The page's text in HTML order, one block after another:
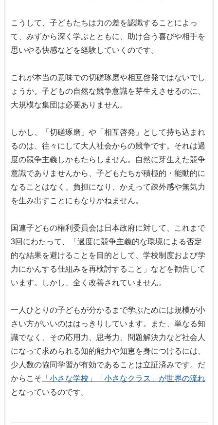
こうして、子どもたちは力の差を認識することによっ
て、みずから深く学ぶとともに、助け合う喜びや相手を
思いやる快感などを経験していくのです。
これが本当の意味での切磋琢磨や相互啓発ではないでし
ょうか。子どもの自然な競争意識を芽生えさせるのに、
大規模な集団は必要ありません。
しかし、「切磋琢磨」や「相互啓発」として持ち込まれ
るのは、往々にして大人社会からの競争です。それは過
度の競争主義しかもたらしません。自然に芽生えた競争
意識でありませんから、子どもたちが積極的・能動的に
なることはなく、負担になり、かえって疎外感や無気力
を生み出すことにもなりかねません。
国連子どもの権利委員会は日本政府に対して、これまで
3回にわたって、「過度に競争主義的な環境による否定
的な結果を避けることを目的として、学校制度および学
力にかんする仕組みを再検討すること」などを勧告して
います。しかし、全く改善されていません。
一人ひとりの子どもが分かるまで学ぶためには規模が小
さい方がいいのははっきりしています。また、単なる知
識でなく、その応用力、思考力、問題解決力など社会人
になって求められる知的能力や知恵を身につけるには、
少人数の協同学習が有効であることは立証済みです。だ
からこそ 「小さな学校」「小さなクラス」が世界の流れ
となっているのです。